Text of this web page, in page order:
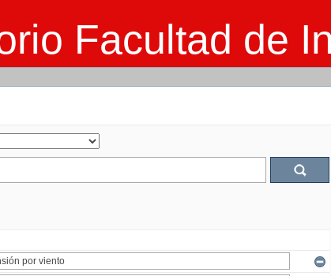
Facultad de